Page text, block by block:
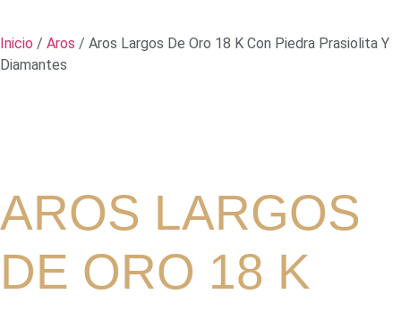
Inicio / Aros / Aros Largos De Oro 18 K Con Piedra Prasiolita Y
Diamantes
AROS LARGOS
DE ORO 18 K